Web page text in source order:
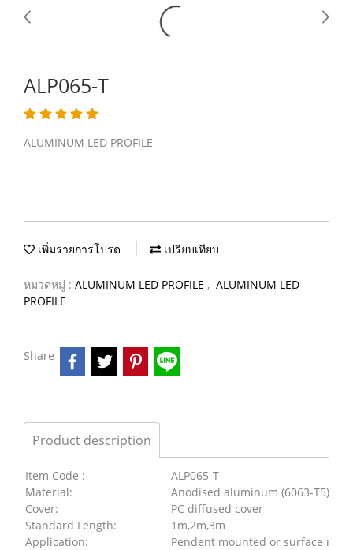
ALP065-T
ALUMINUM LED PROFILE
เพิ่มรายการโปรด เปรียบเทียบ
หมวดหมู่ : ALUMINUM LED PROFILE , ALUMINUM LED
PROFILE
Share
Product description
Item Code :
Material:
Cover:
Standard Length:
Application:
ALP065-T
Anodised aluminum (6063-T5)
PC diffused cover
1m,2m,3m
Pendent mounted or surface